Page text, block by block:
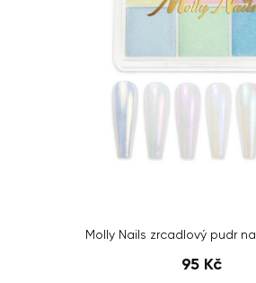
Molly Nails zrcadlový pudr
95 Kč